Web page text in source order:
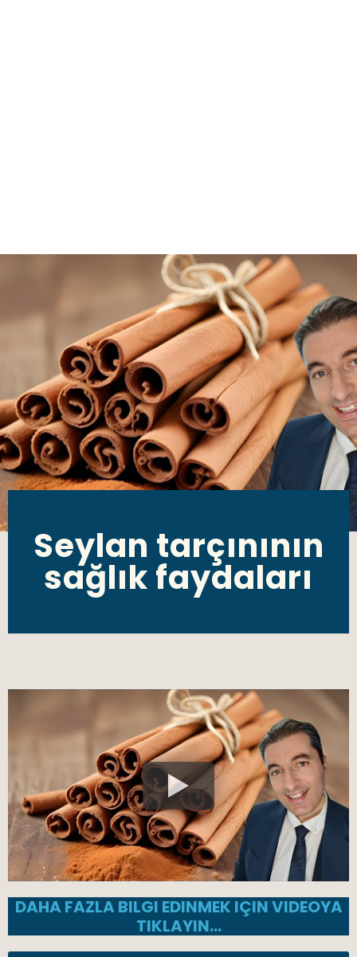
Seylan tarçınının
sağlık faydaları
DAHA FAZLA BILGI EDINMEK IÇIN VIDEOYA
TIKLAYIN…